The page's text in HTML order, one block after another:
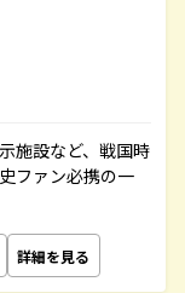
施設など、戦国時
ファン必携の一
詳細を見る